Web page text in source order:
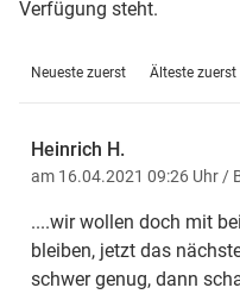
Verfügung steht.
Neueste zuerst Älteste zuerst
Heinrich H.
am 16.04.2021 09:26 Uhr /
....wir wollen doch mit
bleiben, jetzt das
schwer genug, dann